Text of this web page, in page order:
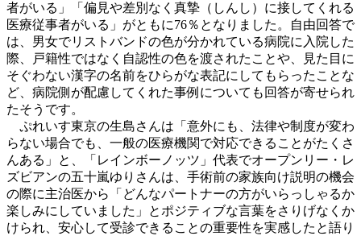
者がいる」「偏見や差別なく真摯（しんし）に接してくれる
医療従事者がいる」がともに76％となりました。自由回答で
は、男女でリストバンドの色が分かれている病院に入院した
際、戸籍性ではなく自認性の色を渡されたことや、見た目に
そぐわない漢字の名前をひらがな表記にしてもらったことな
ど、病院側が配慮してくれた事例についても回答が寄せられ
たそうです。
ぷれいす東京の生島さんは「意外にも、法律や制度が変わ
らない場合でも、一般の医療機関で対応できることがたくさ
んある」と、「レインボーノッツ」代表でオープンリー・レ
ズビアンの五十嵐ゆりさんは、手術前の家族向け説明の機会
の際に主治医から「どんなパートナーの方がいらっしゃるか
楽しみにしていました」とポジティブな言葉をさりげなくか
けられ、安心して受診できることの重要性を実感したと語り